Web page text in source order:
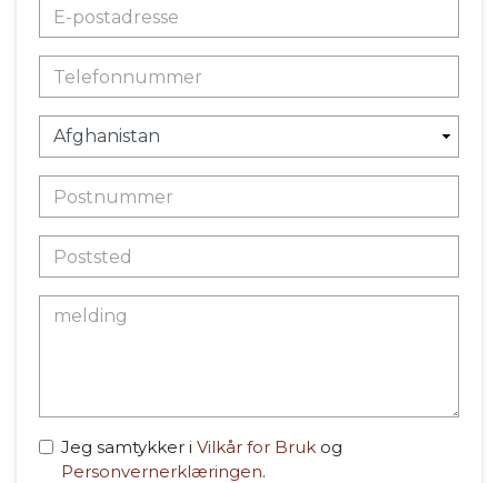
Jeg samtykker i Vilkår for Bruk og
Personvernerklæringen.